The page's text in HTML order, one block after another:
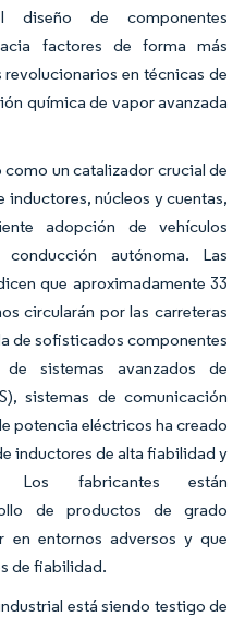
diseño de componentes
factores de forma más
en técnicas de
química de vapor avanzada
un catalizador crucial de
núcleos y cuentas,
adopción de vehículos
autónoma. Las
que aproximadamente 33
circularán por las carreteras
de sofisticados componentes
sistemas avanzados de
sistemas de comunicación
potencia eléctricos ha creado
inductores de alta fiabilidad y
Los fabricantes están
de productos de grado
en entornos adversos y que
de fiabilidad.
está siendo testigo de